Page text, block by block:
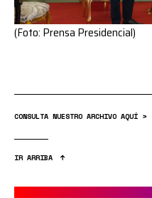
(Foto: Prensa Presidencial)
CONSULTA NUESTRO ARCHIVO AQUÍ >
IR ARRIBA